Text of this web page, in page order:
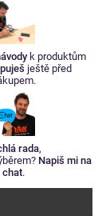
k produktům
ještě před
rada,
Napiš mi na
chat.